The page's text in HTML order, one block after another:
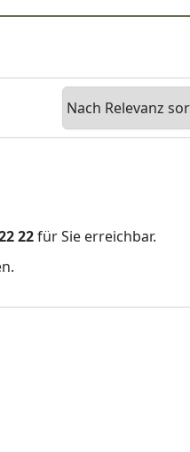
Sortieren
22für Sie erreichbar.